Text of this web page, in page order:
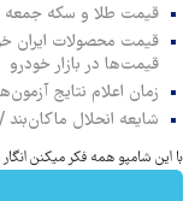
قیمت طلا و سکه جمعه ۱۶ مرداد ۱۴۰۵/ طلای ۱۸ عیار امروز چند؟
قیمت‌ها در بازار خودرو
زمان اعلام نتایج
شایعه انحلال
با این شامپو همه فکر میکنن